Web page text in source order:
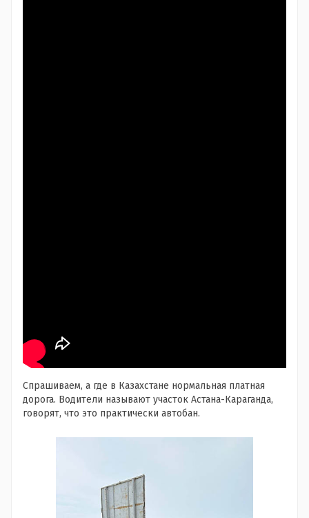
Спрашиваем, а где в Казахстане нормальная платная
дорога. Водители называют участок Астана-Караганда,
говорят, что это практически автобан.